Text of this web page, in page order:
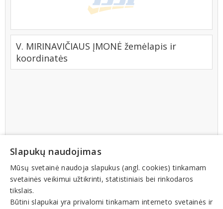
V. MIRINAVIČIAUS ĮMONĖ žemėlapis ir
koordinatės
Slapukų naudojimas
Mūsų svetainė naudoja slapukus (angl. cookies) tinkamam
svetainės veikimui užtikrinti, statistiniais bei rinkodaros
tikslais.
Būtini slapukai yra privalomi tinkamam interneto svetainės ir